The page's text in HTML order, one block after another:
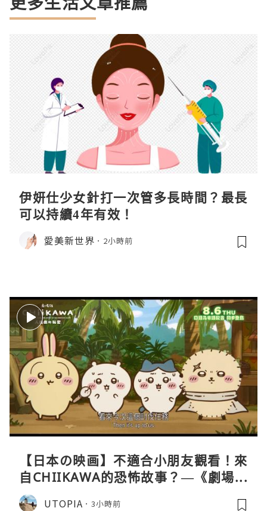
伊妍仕少女針打一次管多長時間？最長
可以持續4年有效！
愛美新世界 2小時前
【日本の映画】不適合小朋友觀看！來
自CHIIKAWA的恐怖故事？—《劇場版
CHIIKAWA 人魚島的秘密》
UTOPIA 3小時前